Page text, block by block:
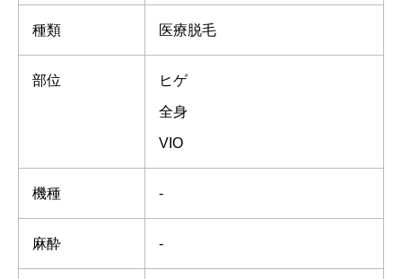
種類 医療脱毛
部位 ヒゲ
全身
VIO
機種 -
麻酔 -